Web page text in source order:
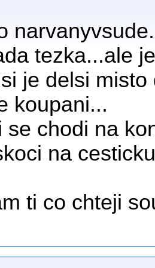
tezka...ale
je delsi
koupani...
se chodi na
na
ti co chteji